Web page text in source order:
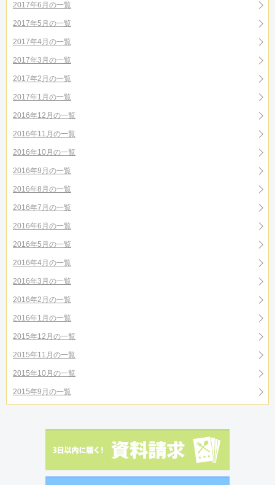
2017年6月の一覧
2017年5月の一覧
2017年4月の一覧
2017年3月の一覧
2017年2月の一覧
2017年1月の一覧
2016年12月の一覧
2016年11月の一覧
2016年10月の一覧
2016年9月の一覧
2016年8月の一覧
2016年7月の一覧
2016年6月の一覧
2016年5月の一覧
2016年4月の一覧
2016年3月の一覧
2016年2月の一覧
2016年1月の一覧
2015年12月の一覧
2015年11月の一覧
2015年10月の一覧
2015年9月の一覧